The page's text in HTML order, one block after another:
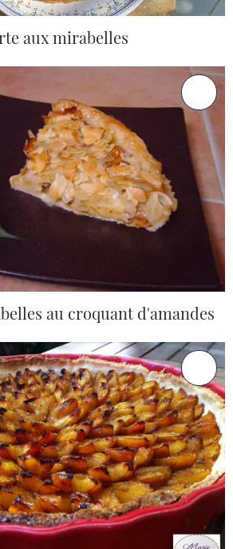
aux mirabelles
au croquant d'amandes